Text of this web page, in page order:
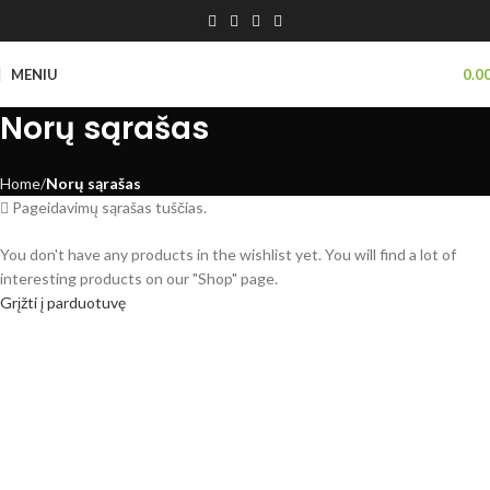
MENIU
Norų sąrašas
Home Norų sąrašas
Pageidavimų sąrašas tuščias.
You don't have any products in the wishlist yet. You will find a lot of
interesting products on our "Shop" page.
Grįžti į parduotuvę